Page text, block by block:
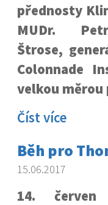
přednosty
MUDr.
Štrose,
Colonnade
velkou měrou
Číst více
Běh pro
15.06.2017
14.